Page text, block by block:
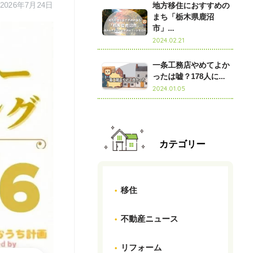
2026年7月24日
地方移住におすすめの
まち「栃木県鹿沼
市」...
2024.02.21
一条工務店やめてよか
ったは嘘？178人に...
2024.01.05
カテゴリー
移住
不動産ニュース
リフォーム